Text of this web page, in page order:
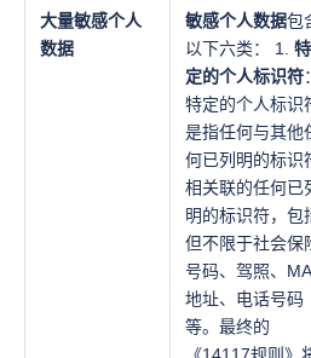
大量敏感个人
数据
敏感个人数据包
以下六类： 1. 特
定的个人标识符：
特定的个人标识
是指任何与其他
何已列明的标识
相关联的任何已
明的标识符，包
但不限于社会保
号码、驾照、
地址、电话号码
等。最终的
《14117规则》